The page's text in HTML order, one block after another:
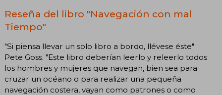
Reseña del libro "Navegación con mal
Tiempo"
"Si piensa llevar un solo libro a bordo, llévese éste"
Pete Goss. "Este libro deberían leerlo y releerlo todos
los hombres y mujeres que navegan, bien sea para
cruzar un océano o para realizar una pequeña
navegación costera, vayan como patrones o como